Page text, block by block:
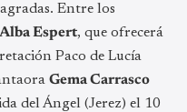
Entre los
Alba Espert, que ofrecerá
Paco de Lucía
Gema Carrasco
del Ángel (Jerez) el 10